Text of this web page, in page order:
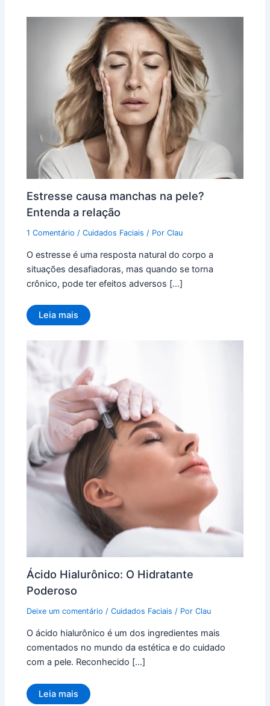
Estresse causa manchas na pele?
Entenda a relação
1 Comentário /Cuidados Faciais / PorClau
O estresse é uma resposta natural do corpo a
situações desafiadoras, mas quando se torna
crônico, pode ter efeitos adversos […]
Leia mais
Ácido Hialurônico: O Hidratante
Poderoso
Deixe um comentário /Cuidados Faciais / PorClau
O ácido hialurônico é um dos ingredientes mais
comentados no mundo da estética e do cuidado
com a pele. Reconhecido […]
Leia mais